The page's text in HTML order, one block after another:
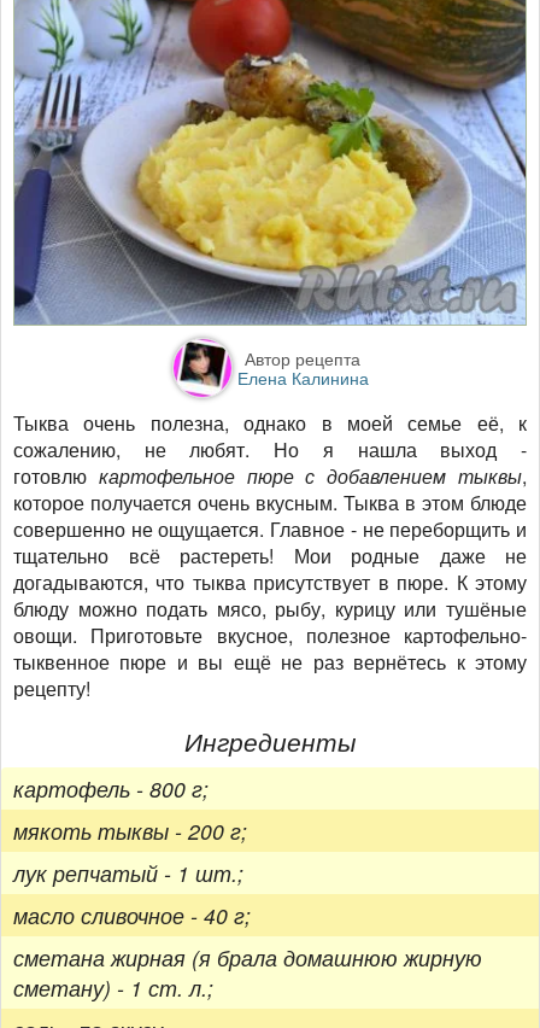
Автор рецепта
Елена Калинина
Тыква очень полезна, однако в моей семье её, к
сожалению, не любят. Но я нашла выход -
готовлю картофельное пюре с добавлением тыквы,
которое получается очень вкусным. Тыква в этом блюде
совершенно не ощущается. Главное - не переборщить и
тщательно всё растереть! Мои родные даже не
догадываются, что тыква присутствует в пюре. К этому
блюду можно подать мясо, рыбу, курицу или тушёные
овощи. Приготовьте вкусное, полезное картофельно-
тыквенное пюре и вы ещё не раз вернётесь к этому
рецепту!
Ингредиенты
картофель - 800 г;
мякоть тыквы - 200 г;
лук репчатый - 1 шт.;
масло сливочное - 40 г;
сметана жирная (я брала домашнюю жирную
сметану) - 1 ст. л.;